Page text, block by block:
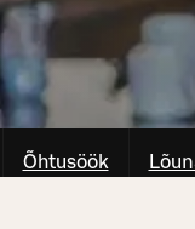
Õhtusöök